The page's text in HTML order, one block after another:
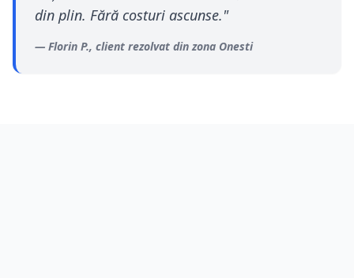
din plin. Fără costuri ascunse."
— Florin P., client rezolvat din zona Onesti